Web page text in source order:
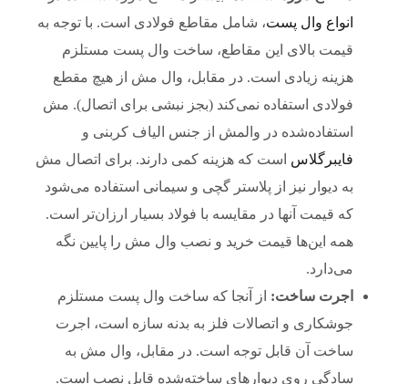
انواع وال پست، شامل مقاطع فولادی است. با توجه به
قیمت بالای این مقاطع، ساخت وال پست مستلزم
هزینه زیادی است. در مقابل، وال مش از هیچ مقطع
فولادی استفاده نمی‌کند (بجز نبشی برای اتصال). مش
استفاده‌شده در والمش از جنس الیاف کربنی و
فایبرگلاس است که هزینه کمی دارند. برای اتصال مش
به دیوار نیز از پلاستر گچی و سیمانی استفاده می‌شود
که قیمت آنها در مقایسه با فولاد بسیار ارزان‌تر است.
همه این‌ها قیمت خرید و نصب وال مش را پایین نگه
می‌دارد.
اجرت ساخت: از آنجا که ساخت وال پست مستلزم
جوشکاری و اتصالات فلز به بدنه سازه است، اجرت
ساخت آن قابل توجه است. در مقابل، وال مش به
سادگی روی دیوارهای ساخته‌شده قابل نصب است.